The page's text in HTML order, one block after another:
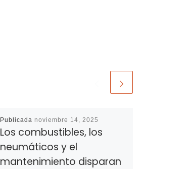
Publicada noviembre 14, 2025
Los combustibles, los
neumáticos y el
mantenimiento disparan